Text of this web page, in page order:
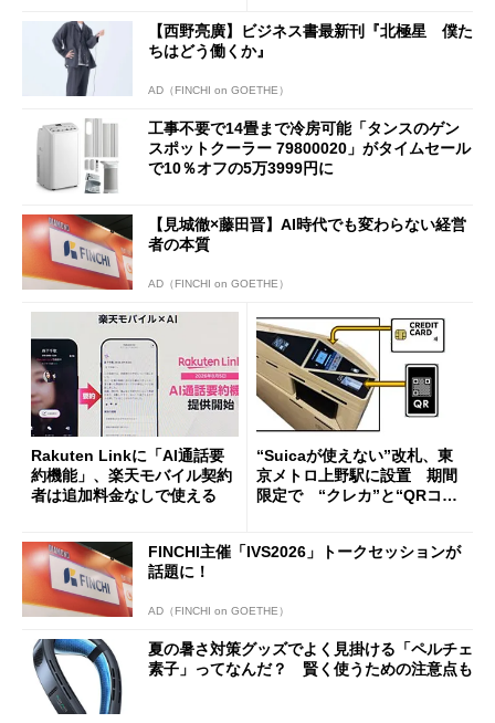
【西野亮廣】ビジネス書最新刊『北極星 僕た
ちはどう働くか』
AD（FINCHI on GOETHE）
工事不要で14畳まで冷房可能「タンスのゲン
スポットクーラー 79800020」がタイムセール
で10％オフの5万3999円に
【見城徹×藤田晋】AI時代でも変わらない経営
者の本質
AD（FINCHI on GOETHE）
Rakuten Linkに「AI通話要
約機能」、楽天モバイル契約
者は追加料金なしで使える
“Suicaが使えない”改札、東
京メトロ上野駅に設置 期間
限定で “クレカ”と“QRコー
FINCHI主催「IVS2026」トークセッションが
話題に！
AD（FINCHI on GOETHE）
夏の暑さ対策グッズでよく見掛ける「ペルチェ
素子」ってなんだ？ 賢く使うための注意点も